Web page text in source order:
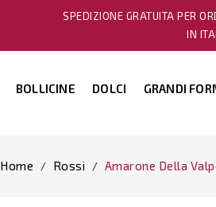
SPEDIZIONE GRATUITA PER
IN
BOLLICINE DOLCI GRANDI
Home Rossi Amarone Della